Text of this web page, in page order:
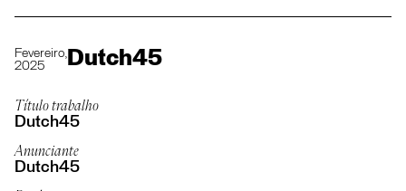
Fevereiro,
2025
Dutch45
Título trabalho
Dutch45
Anunciante
Dutch45